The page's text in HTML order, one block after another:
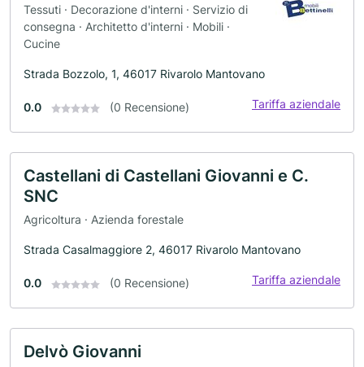
Tessuti · Decorazione d'interni · Servizio di
consegna · Architetto d'interni · Mobili ·
Cucine
Strada Bozzolo, 1, 46017 Rivarolo Mantovano
0.0 (0 Recensione) Tariffa aziendale
Castellani di Castellani Giovanni e C.
SNC
Agricoltura · Azienda forestale
Strada Casalmaggiore 2, 46017 Rivarolo Mantovano
0.0 (0 Recensione) Tariffa aziendale
Delvò Giovanni